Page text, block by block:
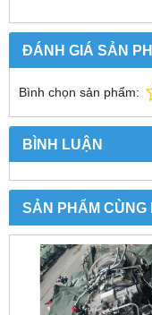
ĐÁNH GIÁ SẢN
Bình chọn sản phẩm:
BÌNH LUẬN
SẢN PHẨM CÙNG